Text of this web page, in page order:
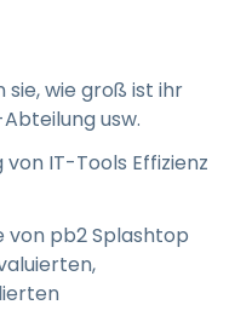
sie, wie groß ist ihr
usw.
IT-Tools Effizienz
von pb2 Splashtop